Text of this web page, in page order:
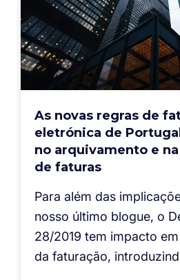
As novas regras de
eletrónica de
no arquivamento e
de faturas
Para além das
nosso último blogue, o
28/2019 tem impacto
da faturação,